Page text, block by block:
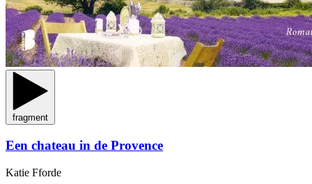
fragment
Een chateau in de Provence
Katie Fforde